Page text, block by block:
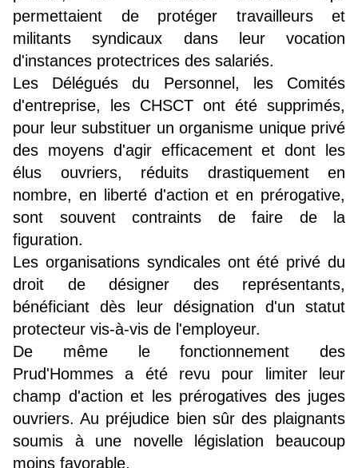
permettaient de protéger travailleurs et
militants syndicaux dans leur vocation
d'instances protectrices des salariés.
Les Délégués du Personnel, les Comités
d'entreprise, les CHSCT ont été supprimés,
pour leur substituer un organisme unique privé
des moyens d'agir efficacement et dont les
élus ouvriers, réduits drastiquement en
nombre, en liberté d'action et en prérogative,
sont souvent contraints de faire de la
figuration.
Les organisations syndicales ont été privé du
droit de désigner des représentants,
bénéficiant dès leur désignation d'un statut
protecteur vis-à-vis de l'employeur.
De même le fonctionnement des
Prud'Hommes a été revu pour limiter leur
champ d'action et les prérogatives des juges
ouvriers. Au préjudice bien sûr des plaignants
soumis à une novelle législation beaucoup
moins favorable.